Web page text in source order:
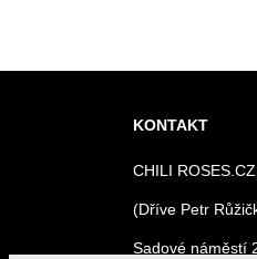
KONTAKT
CHILI
(Dříve Petr
Sadové náměstí